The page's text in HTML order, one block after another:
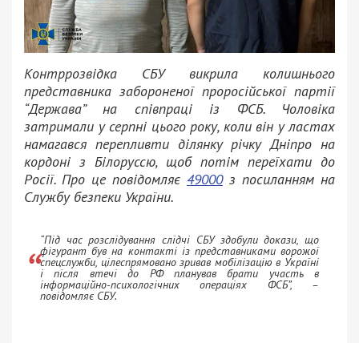
Контррозвідка СБУ викрила колишнього
представника забороненої проросійської партії
“Держава” на співпраці із ФСБ. Чоловіка
затримали у серпні цього року, коли він у ластах
намагався перепливти ділянку річку Дніпро на
кордоні з Білоруссю, щоб потім переїхати до
Росії. Про це повідомляє 49000з посиланням на
Службу безпеки України.
“Під час розслідування слідчі СБУ здобули докази, що
фігурант був на контакті із представниками ворожої
спецслужби, цілеспрямовано зривав мобілізацію в Україні
і після втечі до РФ планував брати участь в
інформаційно-психологічних операціях ФСБ”, –
повідомляє СБУ.